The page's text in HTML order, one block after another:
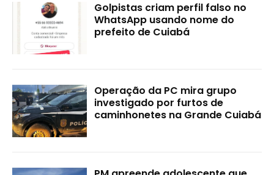
Golpistas criam perfil falso no
WhatsApp usando nome do
prefeito de Cuiabá
Operação da PC mira grupo
investigado por furtos de
caminhonetes na Grande Cuiabá